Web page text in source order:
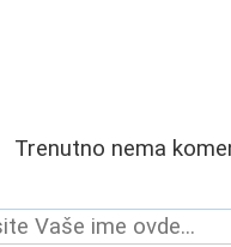
Trenutno nema